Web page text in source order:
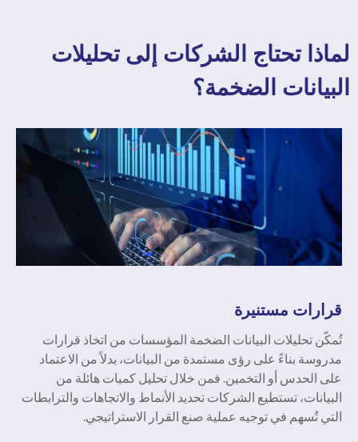
لماذا تحتاج الشركات إلى تحليلات
البيانات الضخمة؟
قرارات مستنيرة
تُمكّن تحليلات البيانات الضخمة المؤسسات من اتخاذ قرارات
مدروسة بناءً على رؤى مستمدة من البيانات، بدلاً من الاعتماد
على الحدس أو التخمين. فمن خلال تحليل كميات هائلة من
البيانات، تستطيع الشركات تحديد الأنماط والاتجاهات والترابطات
التي تُسهم في توجيه عملية صنع القرار الاستراتيجي.